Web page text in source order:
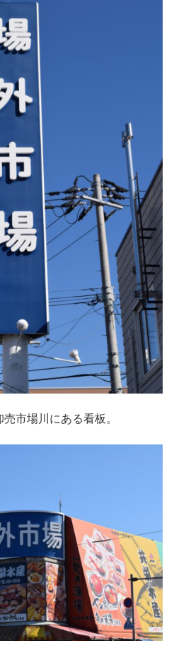
市場川にある看板。